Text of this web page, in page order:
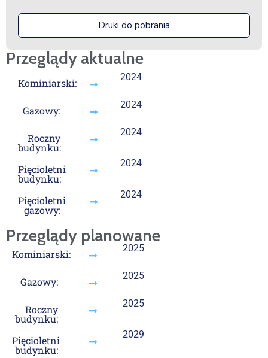
Druki do pobrania
Przeglądy aktualne
Kominiarski: 2024
Gazowy: 2024
Roczny
budynku:
2024
Pięcioletni
budynku:
2024
Pięcioletni
gazowy:
2024
Przeglądy planowane
Kominiarski: 2025
Gazowy: 2025
Roczny
budynku:
2025
Pięcioletni
budynku:
2029